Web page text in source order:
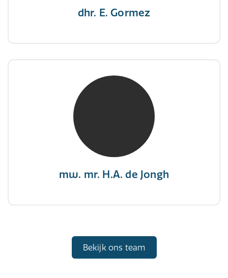
dhr. E. Gormez
mw. mr. H.A. de Jongh
mw. mr. H.A. de Jongh
NIVRE Register-Expert
"There is no elevator to succes, you need to
Bekijk ons team